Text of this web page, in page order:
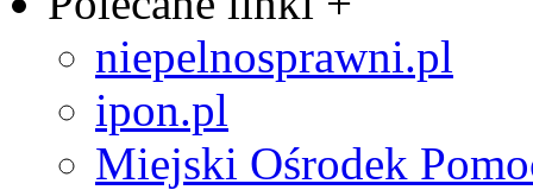
niepelnosprawni.pl
ipon.pl
Miejski Ośrodek